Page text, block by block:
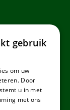
gebruik
om uw
Door
u in met
met ons